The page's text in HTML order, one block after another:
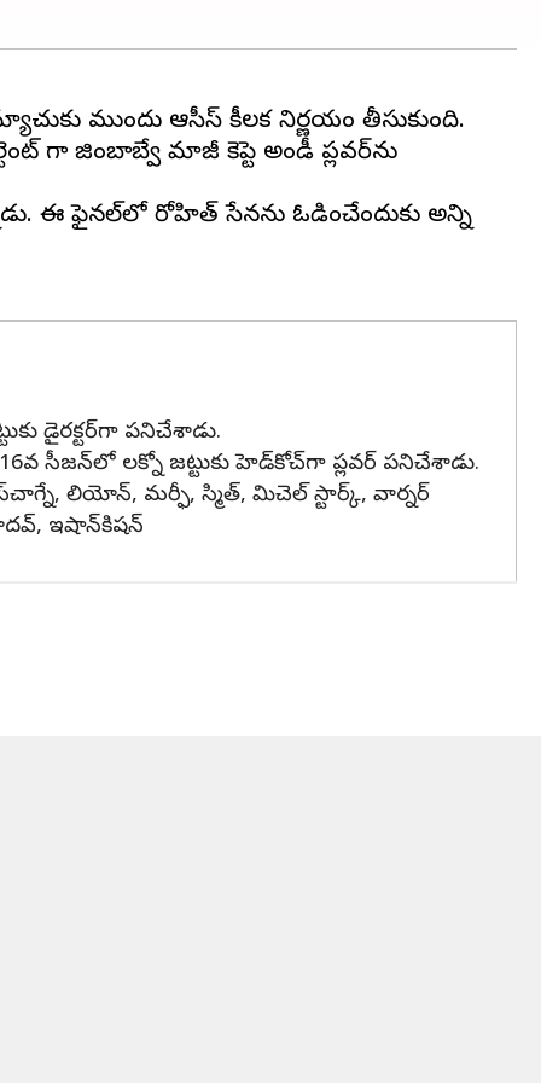
గా జింబాబ్వే మాజీ కెప్టెన్ అండీ ప్లవర్‌ను
ఈ ఫైనల్‌లో రోహిత్ సేనను ఓడించేందుకు అన్ని
డైరక్టర్‌గా పనిచేశాడు.
సీజన్‌లో లక్నో జట్టుకు హెడ్‌కోచ్‌గా ప్లవర్ పనిచేశాడు.
లియోన్, మర్ఫీ, స్మిత్, మిచెల్ స్టార్క్, వార్నర్
ఇషాన్‌కిషన్